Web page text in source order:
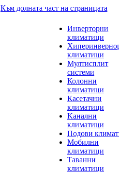
Към долната част на страницата
Инверторни
климатици
климатици
Мултисплит
системи
Колонни
климатици
Касетачни
климатици
Kанални
климатици
Подови
Мобилни
климатици
Таванни
климатици